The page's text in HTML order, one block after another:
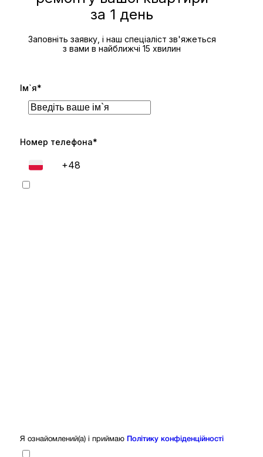
за 1 день
Заповніть заявку, і наш спеціаліст зв'яжеться
з вами в найближчі 15 хвилин
Ім`я*
Номер телефона*
Я ознайомлений(а) і приймаю Політику конфіденційності